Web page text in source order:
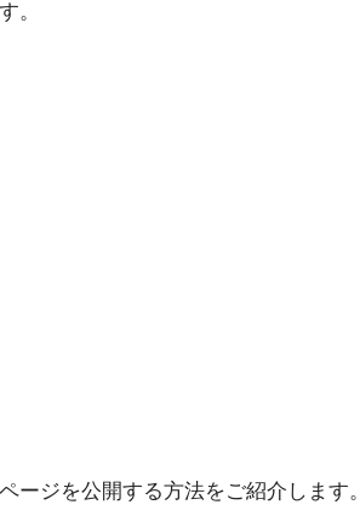
。
ージを公開する方法をご紹介します。